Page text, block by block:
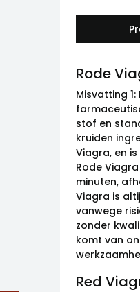
Rode
Misvatting
stof en
kruiden
Viagra, en
Rode
minuten,
Viagra is
vanwege
zonder
komt van
Red